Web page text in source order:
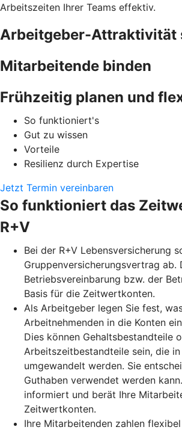
Arbeitszeiten Ihrer Teams effektiv.
Arbeitgeber-Attraktivität
Mitarbeitende binden
Frühzeitig planen und
So funktioniert's
Gut zu wissen
Vorteile
Resilienz durch Expertise
Jetzt Termin vereinbaren
So funktioniert das
R+V
Bei der R+V Lebensversicherung
Gruppenversicherungsvertrag ab.
Betriebsvereinbarung bzw. der
Basis für die Zeitwertkonten.
Als Arbeitgeber legen Sie fest,
Arbeitnehmenden in die Konten
Dies können Gehaltsbestandteile
Arbeitszeitbestandteile sein, die
umgewandelt werden. Sie
Guthaben verwendet werden
informiert und berät Ihre
Zeitwertkonten.
Ihre Mitarbeitenden zahlen